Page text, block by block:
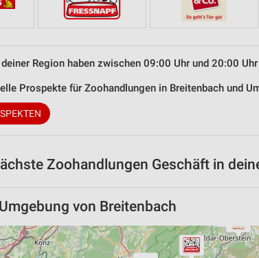
Region haben zwischen 09:00 Uhr und 20:00
Prospekte für Zoohandlungen in Breitenbach und
Zoohandlungen Geschäft in
von Breitenbach